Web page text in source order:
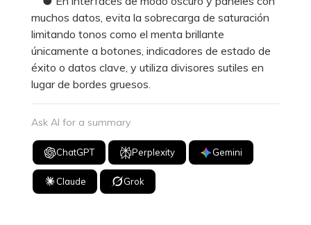
muchos datos, evita la sobrecarga de saturación
limitando tonos como el menta brillante
únicamente a botones, indicadores de estado de
éxito o datos clave, y utiliza divisores sutiles en
lugar de bordes gruesos.
Ask AI for a summary
ChatGPT Perplexity Gemini
Claude Grok